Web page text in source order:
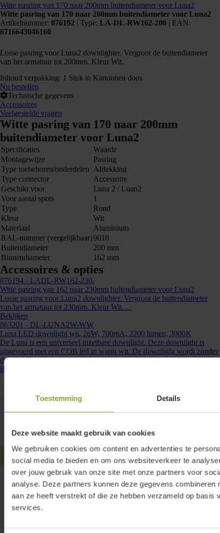
Toestemming Details
Deze website maakt gebruik van cookies
We gebruiken cookies om content en advertenties te
social media te bieden en om ons websiteverkeer te
over jouw gebruik van onze site met onze partners voor
analyse. Deze partners kunnen deze gegevens combineren
aan ze heeft verstrekt of die ze hebben verzameld op basis
services.
Witte pasring van 170 naar 200mm buitendiameter voor Luna2
Witte pasring van 170 naar 200mm buitendiameter voor Luna2
Artikelnummer: 876192 | Type: LA-DL-RW162-200 | EAN:
8716643046160
Losse pasring voor Luna2 downlighter. Vergroot de buitendiameter
van het armatuur tot 200mm. Kleur Wit.
Inhoud verpakking: 1 Stuk in Kartonnen doos
Nu bestellen
Technische gegevens
Accessoires
Veelgestelde vragen
Witte pasring van 170 naar 200mm
buitendiameter voor Luna2
Specificaties
Waarde
Montagewijze
Pasring
Type toebehoren/onderdelen
Afdekking
Type connector
Accessoire
Geschikt voor
Luna 2 / Luan2
Voor aantal spots
1
Type
Rond
Kleur
Wit
Materiaal
Aluminium
RAL-nummer (vergelijkbaar)9010
Buitendiameter
200 mm
Binnendiameter
162 mm
Accessoires & opties
876194 - LADL-RW162-230.
Witte pasring van 162 naar 230mm buitendiameter voor Luna2
Losse pasring voor Luna2 downlighter. Vergroot de buitendiameter
van het armatuur tot 230mm. Kleur Wit. ...
Bekijken
863201 - DL-LUNA2W-WW
Luna LED downlight wit, 26W, 700mA, 2200 lumen, 3000K
De Luna is een universeel inzetbare downlight. Deze downlight is
uitgevoerd met een COB led in warm wit. De downlight wordt zonder
driver geleverd waardoor de keuze ...
Bekijken
Kunnen we je ergens mee helpen?
Neem dan contact op +31 88 002 33
00 of info@lumiko.nl